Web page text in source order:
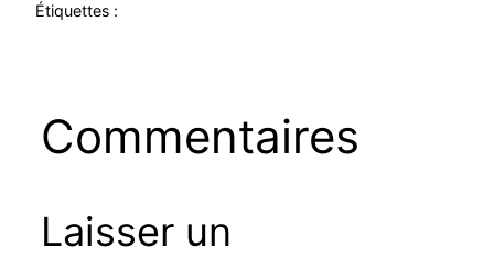
Étiquettes :
Commentaires
Laisser un